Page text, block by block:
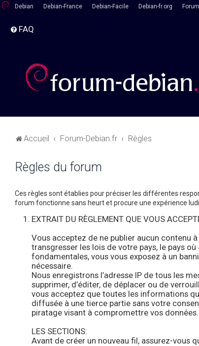
Debian Debian-France Debian-Facile Debian-fr.org
FAQ
Accueil Forum-Debian.fr Règles
Règles du forum
Ces règles sont établies pour préciser les différentes
forum fonctionne sans heurt et procure une expérience
EXTRAIT DU RÈGLEMENT QUE VOUS
Vous acceptez de ne publier aucun contenu
transgresser les lois de votre pays, le pays
fondamentales, vous vous exposez à un
nécessaire.
Nous enregistrons l’adresse IP de tous les
supprimer, d’éditer, de déplacer ou de
vous acceptez que toutes les informations
diffusée à une tierce partie sans votre
piratage visant à compromettre vos données.
LES SECTIONS:
Avant de créer un nouveau fil, assurez-vous